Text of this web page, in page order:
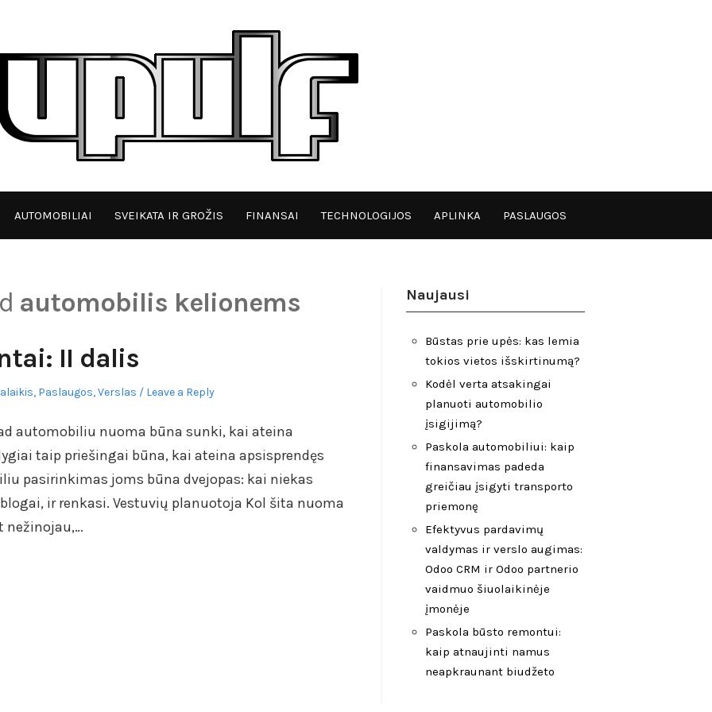
AUTOMOBILIAI SVEIKATA IR GROŽIS FINANSAI TECHNOLOGIJOS APLINKA PASLAUGOS
automobilis kelionems
II dalis
, Paslaugos,Verslas Leave a Reply
automobiliu nuoma būna sunki, kai ateina
taip priešingai būna, kai ateina apsisprendęs
pasirinkimas joms būna dvejopas: kai niekas
ir renkasi. Vestuvių planuotoja Kol šita nuoma
nežinojau,…
Naujausi
Būstas prie upės: kas lemia
tokios vietos išskirtinumą?
Kodėl verta atsakingai
planuoti automobilio
įsigijimą?
Paskola automobiliui: kaip
finansavimas padeda
greičiau įsigyti transporto
priemonę
Efektyvus pardavimų
valdymas ir verslo augimas:
Odoo CRM ir Odoo partnerio
vaidmuo šiuolaikinėje
įmonėje
Paskola būsto remontui:
kaip atnaujinti namus
neapkraunant biudžeto